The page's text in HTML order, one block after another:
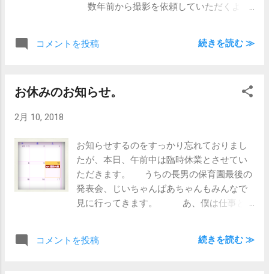
数年前から撮影を依頼していただくよう
の感じが強いのがいつもですが、今回はち
長男のいる年長組のみんなが一生懸命発表
ていたので、その気持ちがわかった感じで
す。 やぁ、ベタに｢ぼくたち、わたした
ちは｣みたいなやつ、たまりまへんな。
ただ、次男の発表を見てもそこまでグッと
はこなかったので、やはり｢最後だから｣と
男の発表の時は、本人の落ち着きの無さが
コメントを投稿 続きを読む ≫
お休みのお知らせ。
2月 10, 2018
お知らせするのをすっかり忘れておりまし
たが、本日、午前中は臨時休業とさせてい
ただきます。 うちの長男の保育園最後の
発表会、じいちゃんばあちゃんもみんなで
見に行ってきます。 あ、僕は仕事と
コメントを投稿 続きを読む ≫